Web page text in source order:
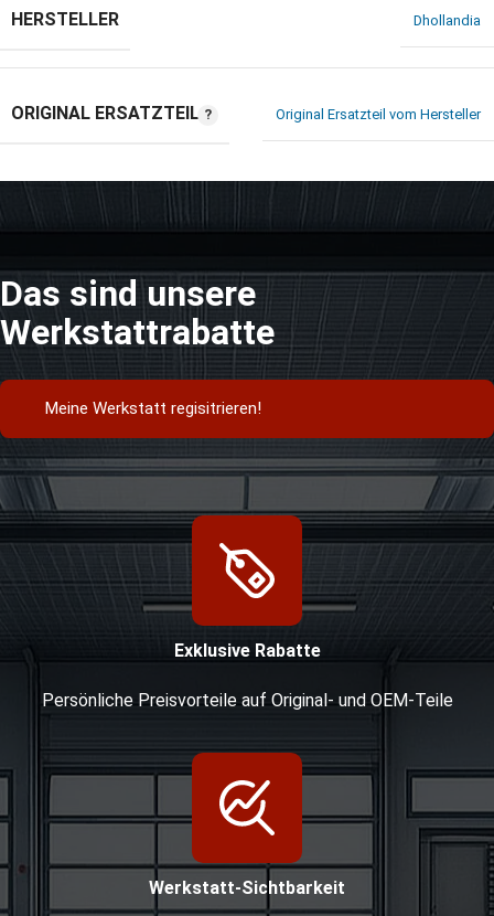
HERSTELLER Dhollandia
ORIGINAL ERSATZTEIL Original Ersatzteil vom Hersteller
Das sind unsere
Werkstattrabatte
Meine Werkstatt regisitrieren!
Exklusive Rabatte
Persönliche Preisvorteile auf Original- und OEM-Teile
Werkstatt-Sichtbarkeit